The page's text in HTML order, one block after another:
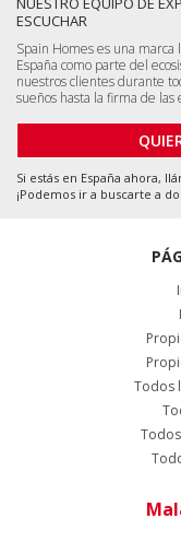
ESCUCHAR
Spain Homes es una
España como parte del
nuestros clientes durante
sueños hasta la firma de
Si estás en España ahora,
¡Podemos ir a buscarte a
Todos